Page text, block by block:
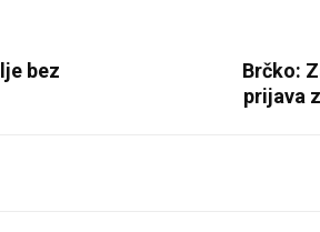
bez
Brčko:
prijava